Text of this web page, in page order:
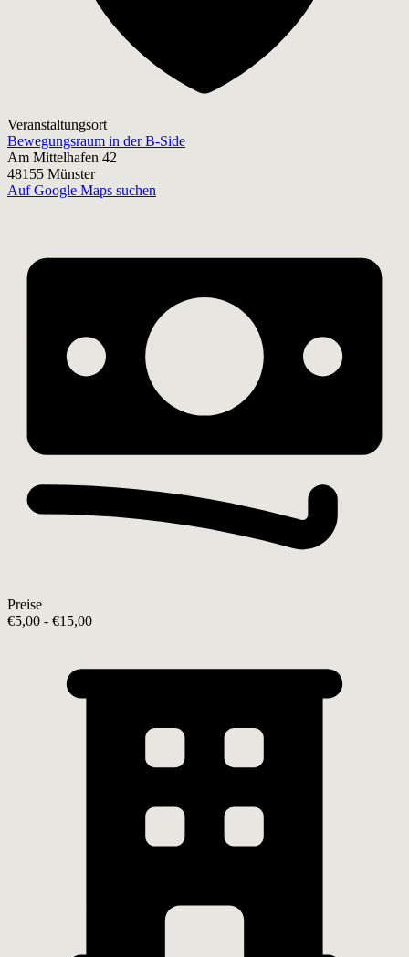
Veranstaltungsort
Bewegungsraum in der B-Side
Am Mittelhafen 42
48155 Münster
Auf Google Maps suchen
Preise
€5,00 - €15,00